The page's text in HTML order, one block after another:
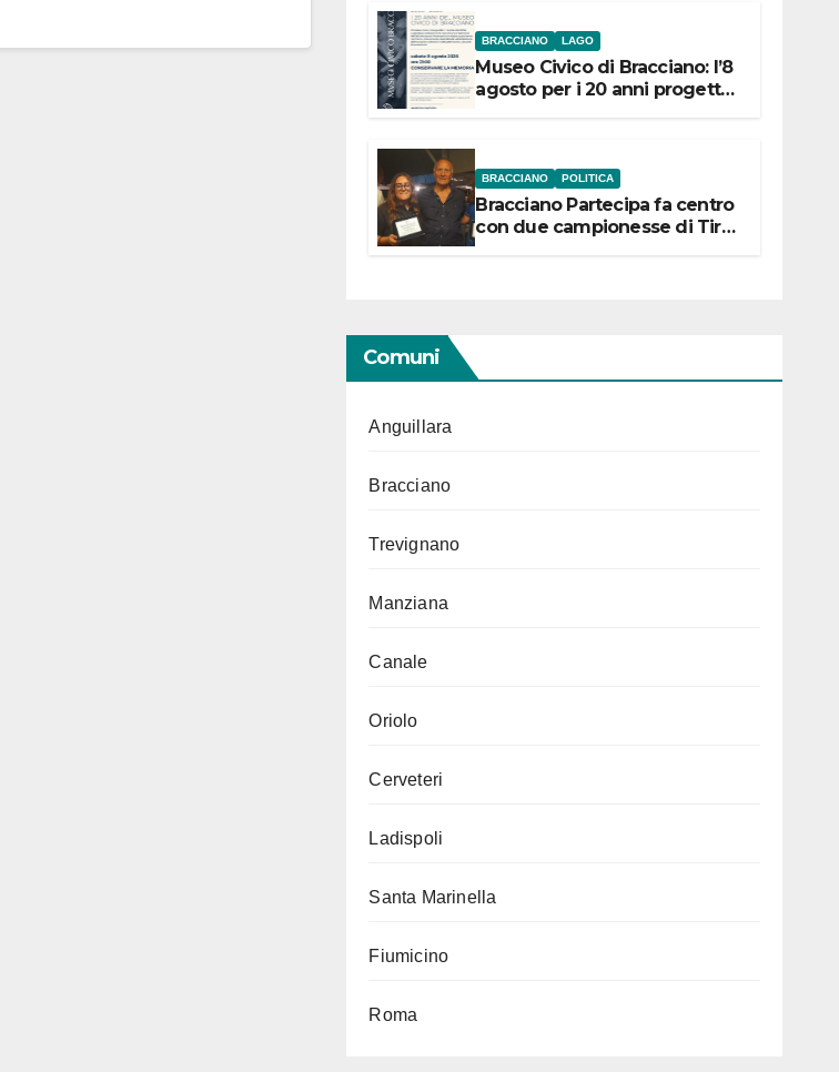
BRACCIANO LAGO
Museo Civico di Bracciano: l’8
agosto per i 20 anni progetto
BRACCIANO POLITICA
Bracciano Partecipa fa centro
con due campionesse di Tiro
Comuni
Anguillara
Bracciano
Trevignano
Manziana
Canale
Oriolo
Cerveteri
Ladispoli
Santa Marinella
Fiumicino
Roma